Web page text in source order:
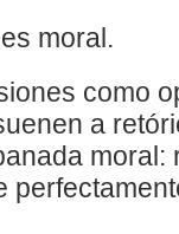
moral.
como
a
moral: